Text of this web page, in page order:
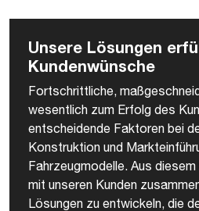
Unsere Lösungen
Kundenwünsche
Fortschrittliche,
wesentlich zum Erfolg des
entscheidende Faktoren bei
Konstruktion und
Fahrzeugmodelle. Aus
mit unseren Kunden
Lösungen zu entwickeln, die